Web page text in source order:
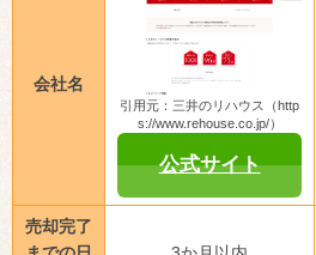
会社名
引用元：三井のリハウス（http
s://www.rehouse.co.jp/）
公式サイト
売却完了